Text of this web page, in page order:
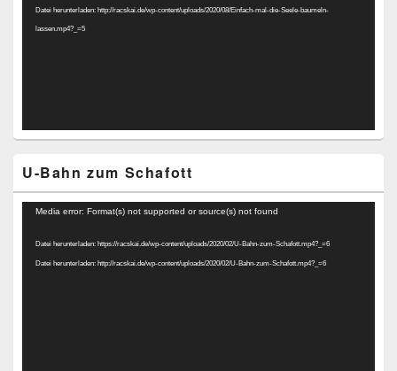
Datei herunterladen: http://racskai.de/wp-content/uploads/2020/08/Einfach-mal-die-Seele-baumeln-
lassen.mp4?_=5
U-Bahn zum Schafott
Video-
Media error: Format(s) not supported or source(s) not found
Datei herunterladen: https://racskai.de/wp-content/uploads/2020/02/U-Bahn-zum-Schafott.mp4?_=6
Datei herunterladen: http://racskai.de/wp-content/uploads/2020/02/U-Bahn-zum-Schafott.mp4?_=6